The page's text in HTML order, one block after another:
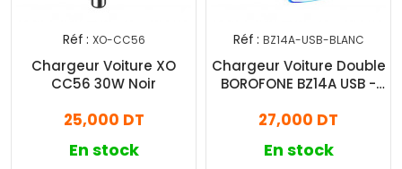
Réf : XO-CC56
Chargeur Voiture XO
CC56 30W Noir
25,000 DT
En stock
Réf : BZ14A-USB-BLANC
Chargeur Voiture Double
BOROFONE BZ14A USB -
27,000 DT
En stock